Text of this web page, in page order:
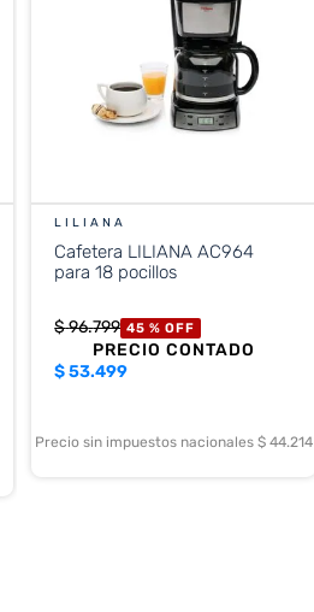
LILIANA
Cafetera LILIANA AC964
para 18 pocillos
$96.799 45 % OFF
PRECIO CONTADO
$53.499
Precio sin impuestos nacionales $ 44.214